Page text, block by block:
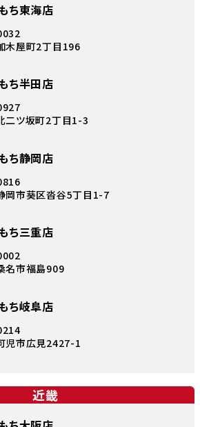
ち東海店
木屋町2丁目196
ち半田店
二ツ坂町2丁目1-3
ち静岡店
岡市葵区沓谷5丁目1-7
ち三重店
名市福島909
ち岐阜店
児市広見2427-1
近畿